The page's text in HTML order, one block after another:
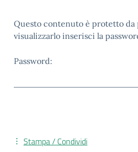
Questo contenuto è protetto da
visualizzarlo inserisci la
Password:
Stampa / Condividi